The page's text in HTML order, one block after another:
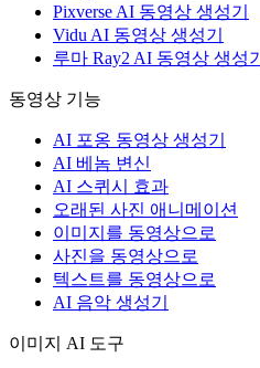
Pixverse AI 동영상 생성기
Vidu AI 동영상 생성기
루마 Ray2 AI 동영상 생성기
동영상 기능
AI 포옹 동영상 생성기
AI 베놈 변신
AI 스퀴시 효과
오래된 사진 애니메이션
이미지를 동영상으로
사진을 동영상으로
텍스트를 동영상으로
AI 음악 생성기
이미지 AI 도구